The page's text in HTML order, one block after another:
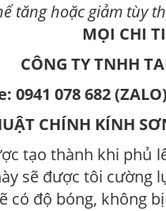
tăng hoặc giảm tùy
MỌI CHI
CÔNG TY TNHH
0941 078 682
CHÍNH KÍNH
tạo thành khi phủ
sẽ được tôi cường
có độ bóng, không